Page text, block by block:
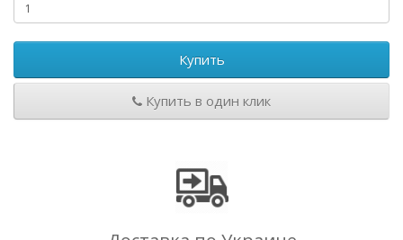
Купить
Купить в один клик